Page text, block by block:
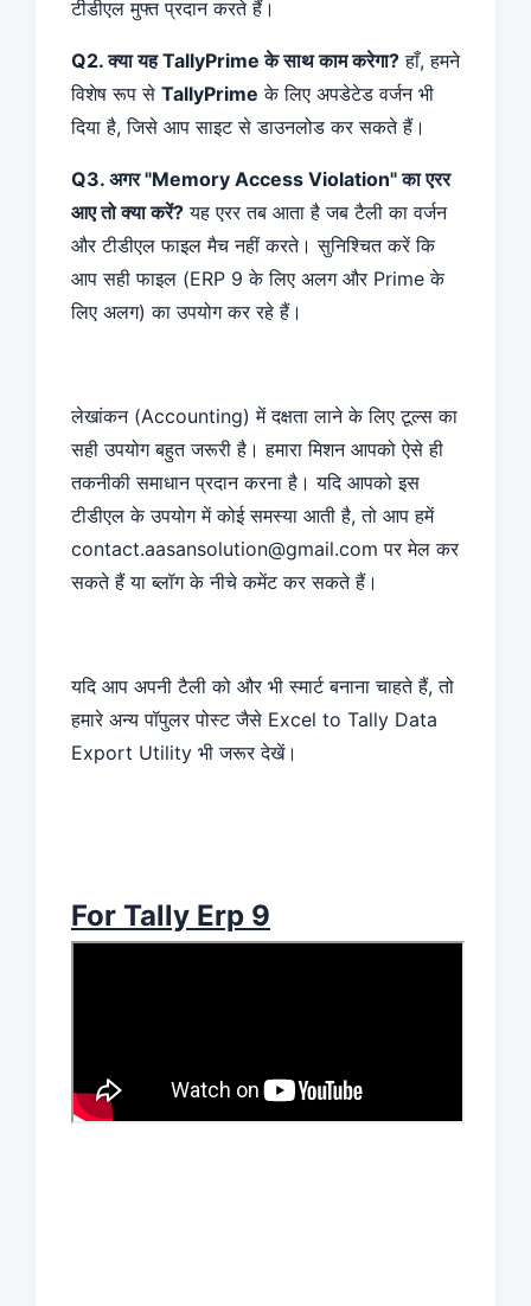
टीडीएल मुफ्त प्रदान करते हैं।
Q2. क्या यह TallyPrime के साथ काम करेगा? हाँ, हमने
विशेष रूप से TallyPrime के लिए अपडेटेड वर्जन भी
दिया है, जिसे आप साइट से डाउनलोड कर सकते हैं।
Q3. अगर "Memory Access Violation" का एरर
आए तो क्या करें? यह एरर तब आता है जब टैली का वर्जन
और टीडीएल फाइल मैच नहीं करते। सुनिश्चित करें कि
आप सही फाइल (ERP 9 के लिए अलग और Prime के
लिए अलग) का उपयोग कर रहे हैं।
लेखांकन (Accounting) में दक्षता लाने के लिए टूल्स का
सही उपयोग बहुत जरूरी है। हमारा मिशन आपको ऐसे ही
तकनीकी समाधान प्रदान करना है। यदि आपको इस
टीडीएल के उपयोग में कोई समस्या आती है, तो आप हमें
contact.aasansolution@gmail.com पर मेल कर
सकते हैं या ब्लॉग के नीचे कमेंट कर सकते हैं।
यदि आप अपनी टैली को और भी स्मार्ट बनाना चाहते हैं, तो
हमारे अन्य पॉपुलर पोस्ट जैसे Excel to Tally Data
Export Utility भी जरूर देखें।
For Tally Erp 9